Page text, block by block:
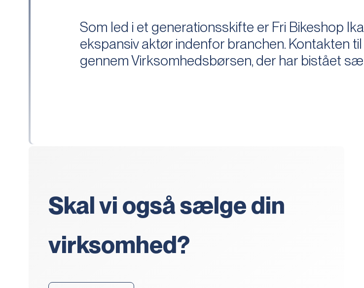
Som led i et generationsskifte er Fri Bikeshop
ekspansiv aktør indenfor branchen. Kontakten
gennem Virksomhedsbørsen, der har bistået
Skal vi også sælge din
virksomhed?